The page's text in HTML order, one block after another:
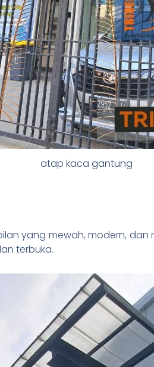
atap kaca gantung
yang mewah, modern, dan
terbuka.